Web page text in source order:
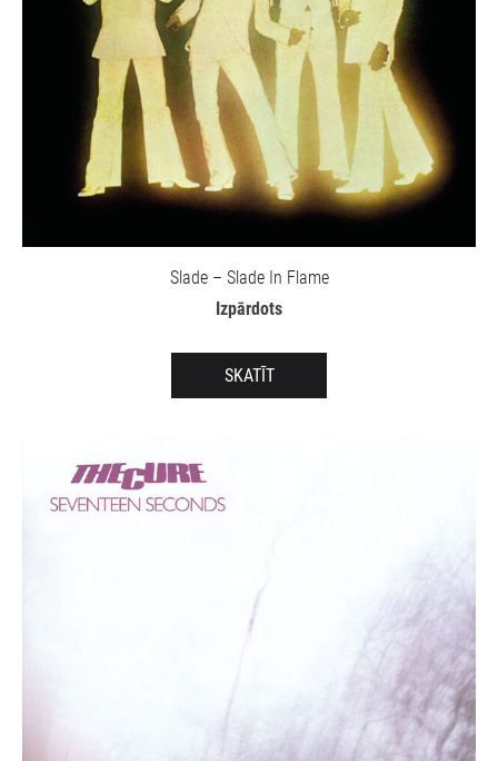
Slade – Slade In Flame
Izpārdots
SKATĪT